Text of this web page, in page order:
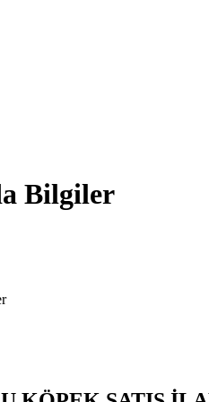
Bilgiler